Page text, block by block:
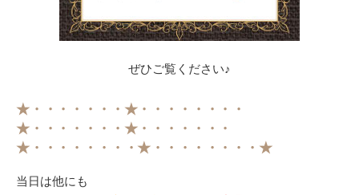
ぜひご覧ください♪
★・・・・・・・★・・・・・・・・
★・・・・・・・★・・・・・・・
★・・・・・・・・★・・・・・・・・★
当日は他にも